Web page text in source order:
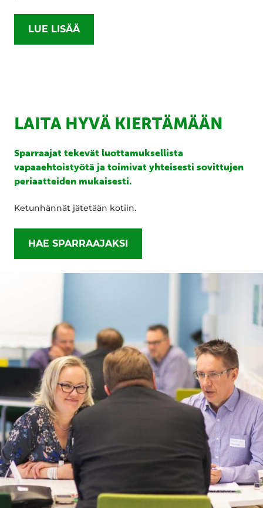
LUE LISÄÄ
LAITA HYVÄ KIERTÄMÄÄN
Sparraajat tekevät luottamuksellista
vapaaehtoistyötä ja toimivat yhteisesti sovittujen
periaatteiden mukaisesti.
Ketunhännät jätetään kotiin.
HAE SPARRAAJAKSI